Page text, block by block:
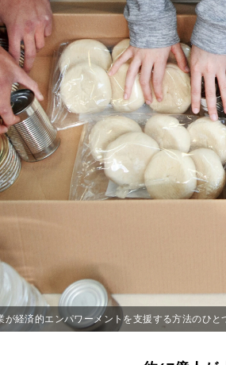
経済的エンパワーメントを支援する方法のひと